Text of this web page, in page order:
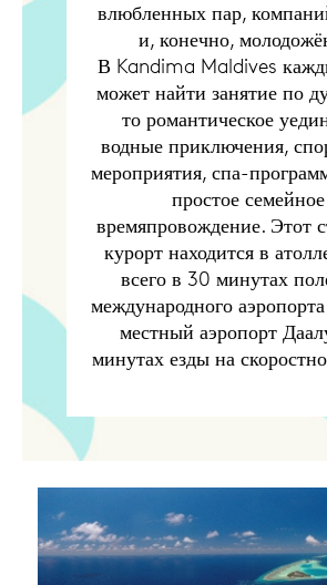
влюбленных пар,
и, конечно,
В Kandima Maldives
может найти занятие по
то романтическое
водные приключения,
мероприятия, спа-
простое семейное
времяпровождение. Этот
курорт находится в
всего в 30 минутах
международного
местный аэропорт
минутах езды на